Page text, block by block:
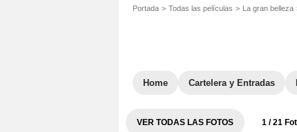
Portada Todas las películas La gran belleza
Home Cartelera y Entradas
VER TODAS LAS FOTOS 1 / 21